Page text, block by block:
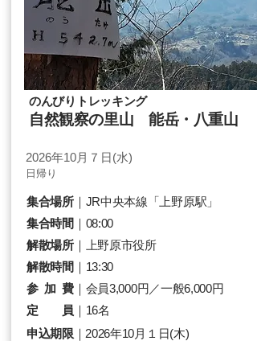
のんびりトレッキング
自然観察の里山 能岳・八重山
2026年10月７日(水)
​日帰り
集合場所｜JR中央本線「上野原駅」
集合時間 ｜08:00
解散場所｜上野原市役所
解散時間 ｜13:30
参 加 費｜会員3,000円／一般6,000円​
定 員 ｜16名
申込期限 ｜2026年10月１日(木)